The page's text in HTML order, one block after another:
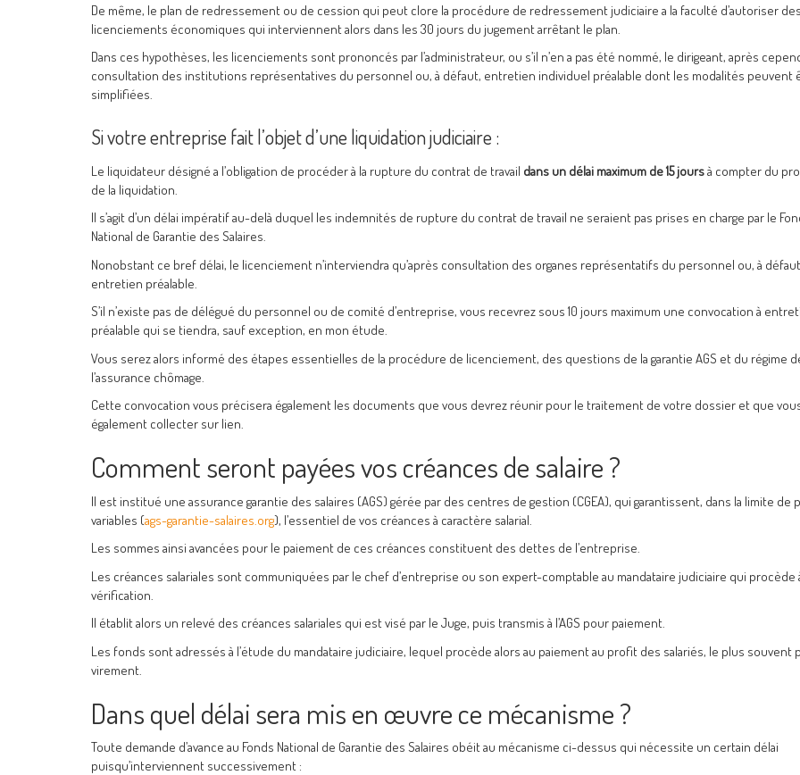
De même, le plan de redressement ou de cession qui peut clore la procédure de redressement judiciaire a la faculté d’autoriser des
licenciements économiques qui interviennent alors dans les 30 jours du jugement arrêtant le plan.
Dans ces hypothèses, les licenciements sont prononcés par l’administrateur, ou s’il n’en a pas été nommé, le dirigeant, après
consultation des institutions représentatives du personnel ou, à défaut, entretien individuel préalable dont les modalités peuvent
simplifiées.
Si votre entreprise fait l’objet d’une liquidation judiciaire :
Le liquidateur désigné a l’obligation de procéder à la rupture du contrat de travail dans un délai maximum de 15 joursà compter du
de la liquidation.
Il s’agit d’un délai impératif au-delà duquel les indemnités de rupture du contrat de travail ne seraient pas prises en charge par le
National de Garantie des Salaires.
Nonobstant ce bref délai, le licenciement n’interviendra qu’après consultation des organes représentatifs du personnel ou, à
entretien préalable.
S’il n’existe pas de délégué du personnel ou de comité d’entreprise, vous recevrez sous 10 jours maximum une convocation à
préalable qui se tiendra, sauf exception, en mon étude.
Vous serez alors informé des étapes essentielles de la procédure de licenciement, des questions de la garantie AGS et du régime
l’assurance chômage.
Cette convocation vous précisera également les documents que vous devrez réunir pour le traitement de votre dossier et que
également collecter sur lien.
Comment seront payées vos créances de salaire ?
Il est institué une assurance garantie des salaires (AGS) gérée par des centres de gestion (CGEA), qui garantissent, dans la limite de
variables (ags-garantie-salaires.org), l’essentiel de vos créances à caractère salarial.
Les sommes ainsi avancées pour le paiement de ces créances constituent des dettes de l’entreprise.
Les créances salariales sont communiquées par le chef d’entreprise ou son expert-comptable au mandataire judiciaire qui procède
vérification.
Il établit alors un relevé des créances salariales qui est visé par le Juge, puis transmis à l’AGS pour paiement.
Les fonds sont adressés à l’étude du mandataire judiciaire, lequel procède alors au paiement au profit des salariés, le plus souvent
virement.
Dans quel délai sera mis en œuvre ce mécanisme ?
Toute demande d’avance au Fonds National de Garantie des Salaires obéit au mécanisme ci-dessus qui nécessite un certain délai
puisqu’interviennent successivement :